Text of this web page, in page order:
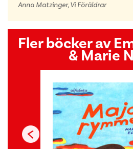
Anna Matzinger, Vi Föräldrar
Fler böcker av
& Marie